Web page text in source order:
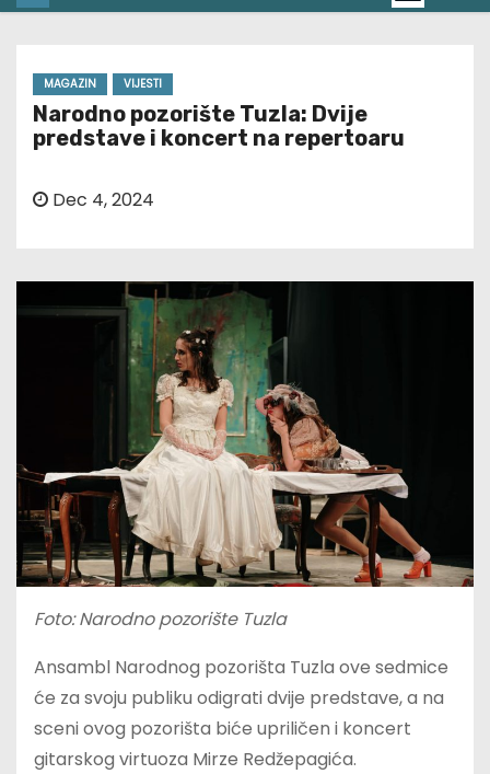
MAGAZIN VIJESTI
Narodno pozorište Tuzla: Dvije
predstave i koncert na repertoaru
Dec 4, 2024
Foto: Narodno pozorište Tuzla
Ansambl Narodnog pozorišta Tuzla ove sedmice
će za svoju publiku odigrati dvije predstave, a na
sceni ovog pozorišta biće upriličen i koncert
gitarskog virtuoza Mirze Redžepagića.